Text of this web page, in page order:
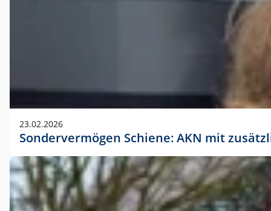
23.02.2026
Sondervermögen Schiene: AKN mit